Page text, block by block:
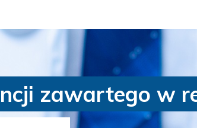
zawartego w